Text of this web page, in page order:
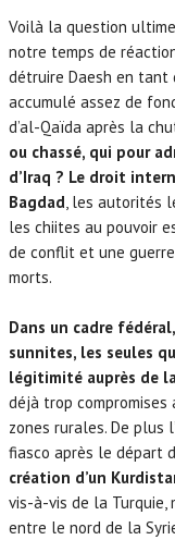
Voilà la question
notre temps de
détruire Daesh en tant
accumulé assez de
d’al-Qaïda après la
ou chassé, qui pour
d’Iraq ? Le droit
Bagdad , les autorités
les chiites au pouvoir
de conflit et une
morts.
Dans un cadre
sunnites, les seules
légitimité auprès de
déjà trop
zones rurales. De plus
fiasco après le départ
création d’un
vis-à-vis de la
entre le nord de la